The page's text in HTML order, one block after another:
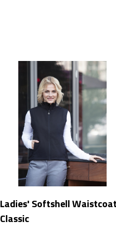
Ladies' Softshell Waistcoat
Classic